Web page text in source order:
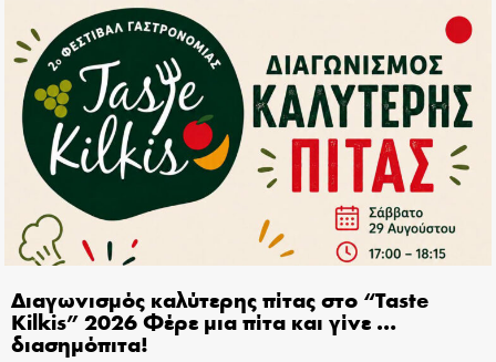
Διαγωνισμός καλύτερης πίτας στο “Taste
Kilkis” 2026 Φέρε μια πίτα και γίνε …
διασημόπιτα!